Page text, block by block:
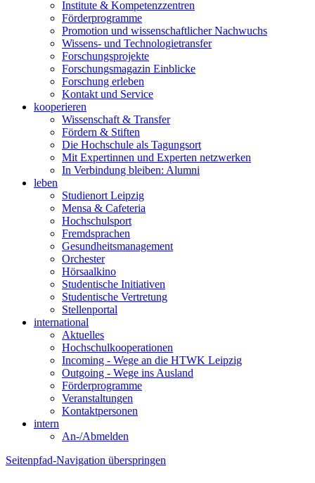
Institute & Kompetenzzentren
Förderprogramme
Promotion und wissenschaftlicher Nachwuchs
Wissens- und Technologietransfer
Forschungsprojekte
Forschungsmagazin Einblicke
Forschung erleben
Kontakt und Service
kooperieren
Wissenschaft & Transfer
Fördern & Stiften
Die Hochschule als Tagungsort
Mit Expertinnen und Experten netzwerken
In Verbindung bleiben: Alumni
leben
Studienort Leipzig
Mensa & Cafeteria
Hochschulsport
Fremdsprachen
Gesundheitsmanagement
Orchester
Hörsaalkino
Studentische Initiativen
Studentische Vertretung
Stellenportal
international
Aktuelles
Hochschulkooperationen
Incoming - Wege an die HTWK Leipzig
Outgoing - Wege ins Ausland
Förderprogramme
Veranstaltungen
Kontaktpersonen
intern
An-/Abmelden
Seitenpfad-Navigation überspringen